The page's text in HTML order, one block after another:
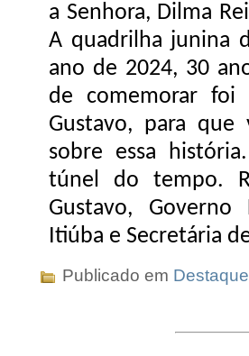
a Senhora, Dilma
A quadrilha junina
ano de 2024, 30
de comemorar foi
Gustavo, para
sobre essa
túnel do tempo.
Gustavo,
Itiúba e Secretária
Publicado em